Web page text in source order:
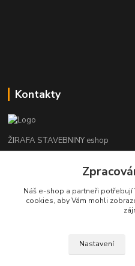
Kontakty
ŽIRAFA STAVEBNINY eshop
+420 312 685 342
kladno@zirafa-stavebniny.cz
Náš e-shop a partneři potřebují
cookies, aby Vám mohli
Nastavení